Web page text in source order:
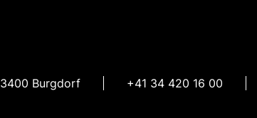
3400 Burgdorf +41 34 420 16 00